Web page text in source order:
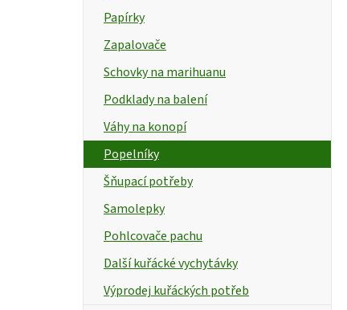
Papírky
Zapalovače
Schovky na marihuanu
Podklady na balení
Váhy na konopí
Popelníky
Šňupací potřeby
Samolepky
Pohlcovače pachu
Další kuřácké vychytávky
Výprodej kuřáckých potřeb